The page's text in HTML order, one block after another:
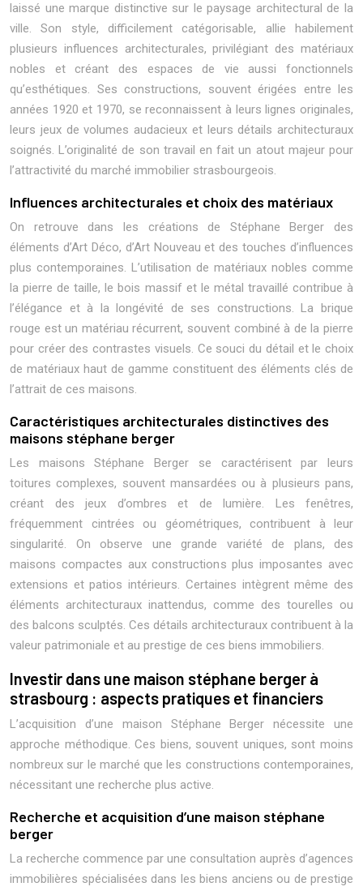
laissé une marque distinctive sur le paysage architectural de la
ville. Son style, difficilement catégorisable, allie habilement
plusieurs influences architecturales, privilégiant des matériaux
nobles et créant des espaces de vie aussi fonctionnels
qu’esthétiques. Ses constructions, souvent érigées entre les
années 1920 et 1970, se reconnaissent à leurs lignes originales,
leurs jeux de volumes audacieux et leurs détails architecturaux
soignés. L’originalité de son travail en fait un atout majeur pour
l’attractivité du marché immobilier strasbourgeois.
Influences architecturales et choix des matériaux
On retrouve dans les créations de Stéphane Berger des
éléments d’Art Déco, d’Art Nouveau et des touches d’influences
plus contemporaines. L’utilisation de matériaux nobles comme
la pierre de taille, le bois massif et le métal travaillé contribue à
l’élégance et à la longévité de ses constructions. La brique
rouge est un matériau récurrent, souvent combiné à de la pierre
pour créer des contrastes visuels. Ce souci du détail et le choix
de matériaux haut de gamme constituent des éléments clés de
l’attrait de ces maisons.
Caractéristiques architecturales distinctives des
maisons stéphane berger
Les maisons Stéphane Berger se caractérisent par leurs
toitures complexes, souvent mansardées ou à plusieurs pans,
créant des jeux d’ombres et de lumière. Les fenêtres,
fréquemment cintrées ou géométriques, contribuent à leur
singularité. On observe une grande variété de plans, des
maisons compactes aux constructions plus imposantes avec
extensions et patios intérieurs. Certaines intègrent même des
éléments architecturaux inattendus, comme des tourelles ou
des balcons sculptés. Ces détails architecturaux contribuent à la
valeur patrimoniale et au prestige de ces biens immobiliers.
Investir dans une maison stéphane berger à
strasbourg : aspects pratiques et financiers
L’acquisition d’une maison Stéphane Berger nécessite une
approche méthodique. Ces biens, souvent uniques, sont moins
nombreux sur le marché que les constructions contemporaines,
nécessitant une recherche plus active.
Recherche et acquisition d’une maison stéphane
berger
La recherche commence par une consultation auprès d’agences
immobilières spécialisées dans les biens anciens ou de prestige